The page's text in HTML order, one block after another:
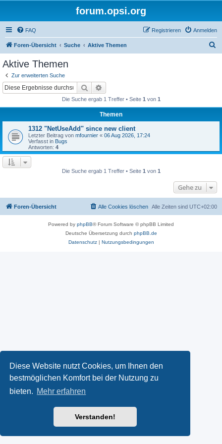
Diese Website nutzt Cookies, um Ihnen den
bestmöglichen Komfort bei der Nutzung zu
bieten. Mehr erfahren
Verstanden!
forum.opsi.org
FAQ Anmelden
Registrieren
Foren-Übersicht Suche Aktive Themen
Aktive Themen
Zur erweiterten Suche
Suche
Die Suche ergab 1 Treffer • Seite 1 von 1
Themen
1312 "NetUseAdd" since new client
Letzter Beitrag von mfournier « 06 Aug 2026, 17:24
Verfasst in Bugs
Antworten: 4
Die Suche ergab 1 Treffer • Seite 1 von 1
Gehe zu
Foren-Übersicht Alle Zeiten sind UTC+02:00
Alle Cookies löschen
Powered by phpBB® Forum Software © phpBB Limited
Deutsche Übersetzung durch phpBB.de
Datenschutz| Nutzungsbedingungen